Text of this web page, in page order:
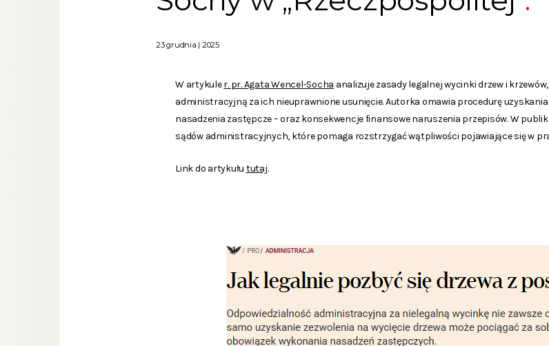
23 grudnia | 2025
W artykuler. pr. Agata Wencel-Socha analizuje zasady legalnej wycinki drzew i
administracyjną za ich nieuprawnione usunięcie. Autorka omawia procedurę
nasadzenia zastępcze – oraz konsekwencje finansowe naruszenia przepisów. W
sądów administracyjnych, które pomaga rozstrzygać wątpliwości pojawiające się w
Link do artykułu tutaj.